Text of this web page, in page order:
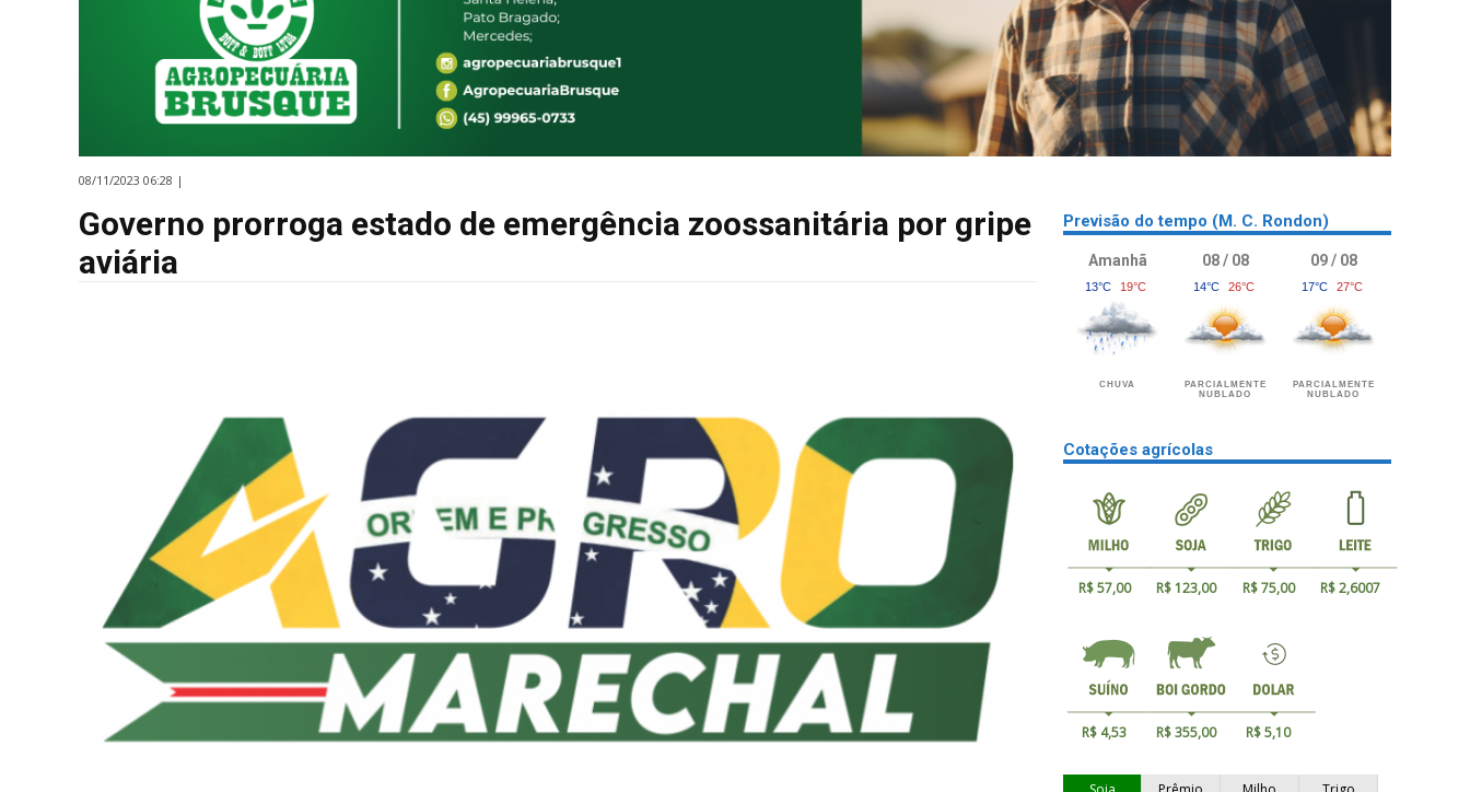
08/11/2023 06:28 |
Governo prorroga estado de emergência zoossanitária por gripe
aviária
Previsão do tempo (M. C. Rondon)
Amanhã
13°C 19°C
CHUVA
08 / 08
14°C 26°C
PARCIALMENTE
NUBLADO
09 / 08
17°C 27°C
PARCIALMENTE
NUBLADO
Cotações agrícolas
R$ 57,00 R$ 123,00 R$ 75,00 R$ 2,6007
R$ 4,53 R$ 355,00 R$ 5,10